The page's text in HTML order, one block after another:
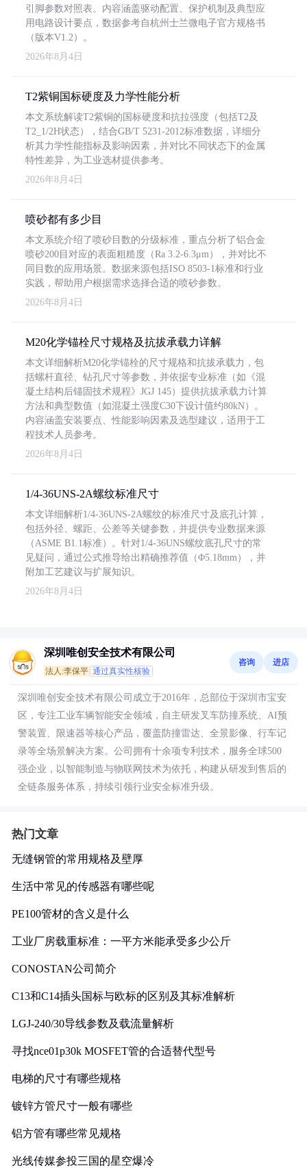
引脚参数对照表。内容涵盖驱动配置、保护机制及典型应
用电路设计要点，数据参考自杭州士兰微电子官方规格书
（版本V1.2）。
2026年8月4日
T2紫铜国标硬度及力学性能分析
本文系统解读T2紫铜的国标硬度和抗拉强度（包括T2及
T2_1/2H状态），结合GB/T 5231-2012标准数据，详细分
析其力学性能指标及影响因素，并对比不同状态下的金属
特性差异，为工业选材提供参考。
2026年8月4日
喷砂都有多少目
本文系统介绍了喷砂目数的分级标准，重点分析了铝合金
喷砂200目对应的表面粗糙度（Ra 3.2-6.3μm），并对比不
同目数的应用场景。数据来源包括ISO 8503-1标准和行业
实践，帮助用户根据需求选择合适的喷砂参数。
2026年8月4日
M20化学锚栓尺寸规格及抗拔承载力详解
本文详细解析M20化学锚栓的尺寸规格和抗拔承载力，包
括螺杆直径、钻孔尺寸等参数，并依据专业标准（如《混
凝土结构后锚固技术规程》JGJ 145）提供抗拔承载力计算
方法和典型数值（如混凝土强度C30下设计值约80kN）。
内容涵盖安装要点、性能影响因素及选型建议，适用于工
程技术人员参考。
2026年8月4日
1/4-36UNS-2A螺纹标准尺寸
本文详细解析1/4-36UNS-2A螺纹的标准尺寸及底孔计算，
包括外径、螺距、公差等关键参数，并提供专业数据来源
（ASME B1.1标准）。针对1/4-36UNS螺纹底孔尺寸的常
见疑问，通过公式推导给出精确推荐值（Φ5.18mm），并
附加工艺建议与扩展知识。
2026年8月4日
深圳唯创安全技术有限公司
法人:李保平 通过真实性核验
咨询 进店
深圳唯创安全技术有限公司成立于2016年，总部位于深圳市宝安
区，专注工业车辆智能安全领域，自主研发叉车防撞系统、AI预
警装置、限速器等核心产品，覆盖防撞雷达、全景影像、行车记
录等全场景解决方案。公司拥有十余项专利技术，服务全球500
强企业，以智能制造与物联网技术为依托，构建从研发到售后的
全链条服务体系，持续引领行业安全标准升级。
热门文章
无缝钢管的常用规格及壁厚
生活中常见的传感器有哪些呢
PE100管材的含义是什么
工业厂房载重标准：一平方米能承受多少公斤
CONOSTAN公司简介
C13和C14插头国标与欧标的区别及其标准解析
LGJ-240/30导线参数及载流量解析
寻找nce01p30k MOSFET管的合适替代型号
电梯的尺寸有哪些规格
镀锌方管尺寸一般有哪些
铝方管有哪些常见规格
光线传媒参投三国的星空爆冷